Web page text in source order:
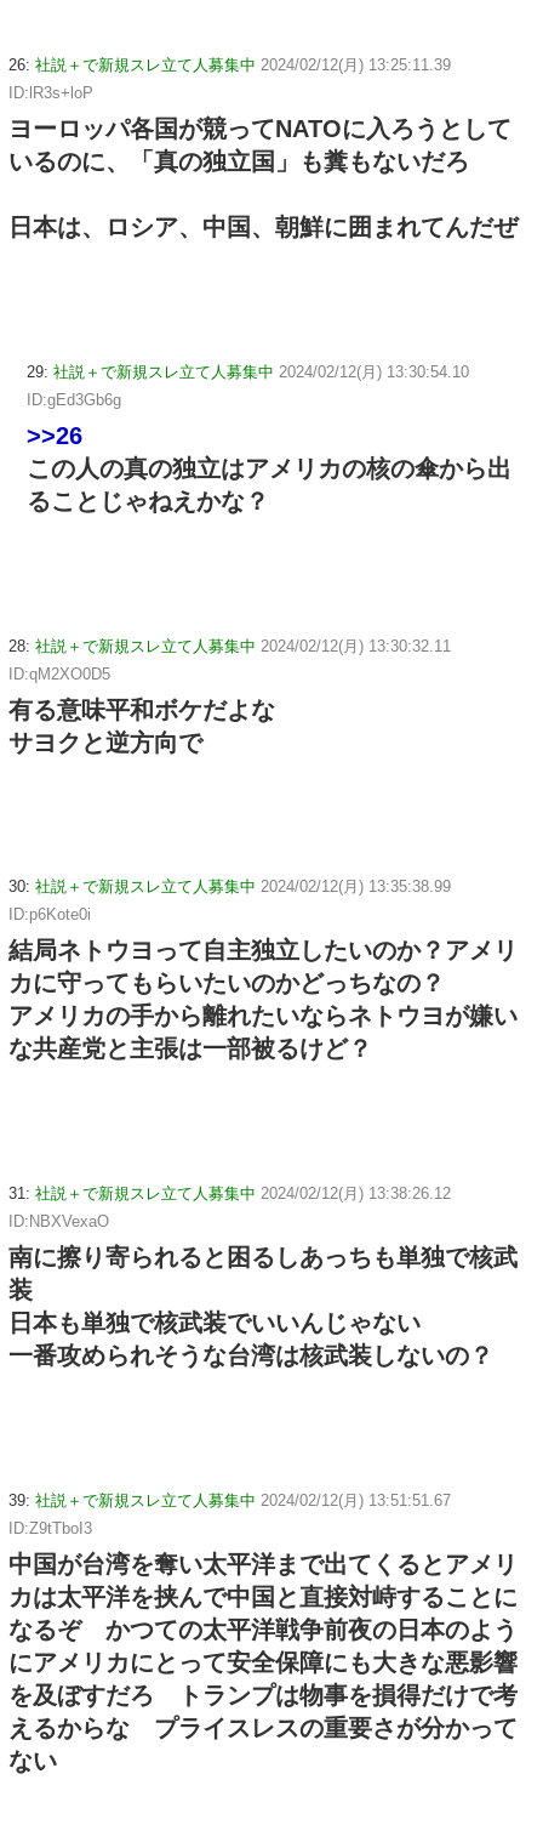
26: 社説＋で新規スレ立て人募集中 2024/02/12(月) 13:25:11.39
ID:lR3s+loP
ヨーロッパ各国が競ってNATOに入ろうとして
いるのに、「真の独立国」も糞もないだろ
日本は、ロシア、中国、朝鮮に囲まれてんだぜ
29: 社説＋で新規スレ立て人募集中 2024/02/12(月) 13:30:54.10
ID:gEd3Gb6g
>>26
この人の真の独立はアメリカの核の傘から出
ることじゃねえかな？
28: 社説＋で新規スレ立て人募集中 2024/02/12(月) 13:30:32.11
ID:qM2XO0D5
有る意味平和ボケだよな
サヨクと逆方向で
30: 社説＋で新規スレ立て人募集中 2024/02/12(月) 13:35:38.99
ID:p6Kote0i
結局ネトウヨって自主独立したいのか？アメリ
カに守ってもらいたいのかどっちなの？
アメリカの手から離れたいならネトウヨが嫌い
な共産党と主張は一部被るけど？
31: 社説＋で新規スレ立て人募集中 2024/02/12(月) 13:38:26.12
ID:NBXVexaO
南に擦り寄られると困るしあっちも単独で核武
装
日本も単独で核武装でいいんじゃない
一番攻められそうな台湾は核武装しないの？
39: 社説＋で新規スレ立て人募集中 2024/02/12(月) 13:51:51.67
ID:Z9tTboI3
中国が台湾を奪い太平洋まで出てくるとアメリ
カは太平洋を挟んで中国と直接対峙することに
なるぞ かつての太平洋戦争前夜の日本のよう
にアメリカにとって安全保障にも大きな悪影響
を及ぼすだろ トランプは物事を損得だけで考
えるからな プライスレスの重要さが分かって
ない